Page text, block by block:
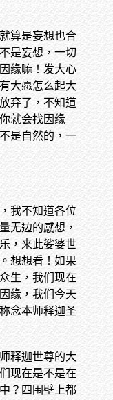
算是妄想也合
是妄想，一切
缘嘛！发大心
大愿怎么起大
弃了，不知道
就会找因缘
是自然的，一
我不知道各位
无边的感想，
，来此娑婆世
想想看！如果
生，我们现在
缘，我们今天
念本师释迦圣
释迦世尊的大
现在是不是在
？四围壁上都